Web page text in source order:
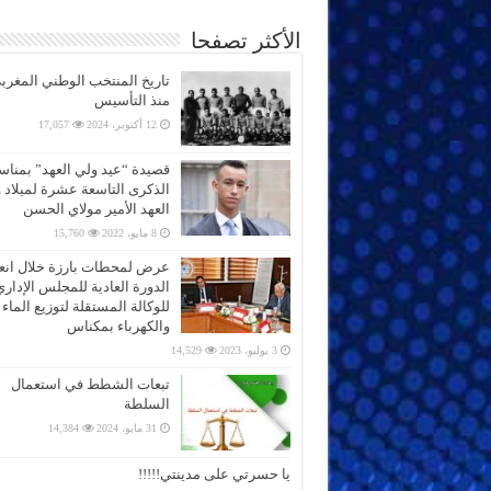
الأكثر تصفحا
تاريخ المنتخب الوطني
منذ التأسيس
12 أكتوبر، 2024 17,057
قصيدة “عيد ولي العهد”
الذكرى التاسعة عشرة
العهد الأمير مولاي الحسن
8 مايو، 2022 15,760
عرض لمحطات بارزة خلال
الدورة العادية للمجلس
للوكالة المستقلة لتوزيع الماء
والكهرباء بمكناس
3 يوليو، 2023 14,529
تبعات الشطط في استعمال
السلطة
31 مايو، 2024 14,384
يا حسرتي على مدينتي!!!!!